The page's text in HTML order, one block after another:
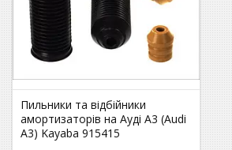
Пильники та відбійники
амортизаторів на Ауді A3 (Audi
A3) Kayaba 915415